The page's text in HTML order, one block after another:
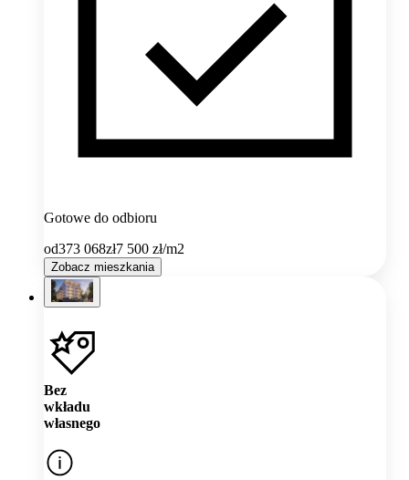
Gotowe do odbioru
od373 068zł7 500 zł/m2
Zobacz mieszkania
Bez
wkładu
własnego